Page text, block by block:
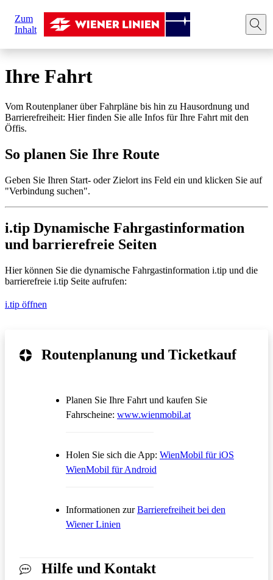
Zum
Inhalt
sind
hier:
Startseite Ihre Fahrt Route planen
Ihre Fahrt
Vom Routenplaner über Fahrpläne bis hin zu Hausordnung und
Barrierefreiheit: Hier finden Sie alle Infos für Ihre Fahrt mit den
Öffis.
So planen Sie Ihre Route
Geben Sie Ihren Start- oder Zielort ins Feld ein und klicken Sie auf
"Verbindung suchen".
i.tip Dynamische Fahrgastinformation
und barrierefreie Seiten
Hier können Sie die dynamische Fahrgastinformation i.tip und die
barrierefreie i.tip Seite aufrufen:
i.tip öffnen
Routenplanung und Ticketkauf
Planen Sie Ihre Fahrt und kaufen Sie
Fahrscheine: www.wienmobil.atÖffnet in einem
Holen Sie sich die App: WienMobil für iOS
WienMobil für Android
Informationen zurBarrierefreiheit bei den
Wiener Linien
Hilfe und Kontakt